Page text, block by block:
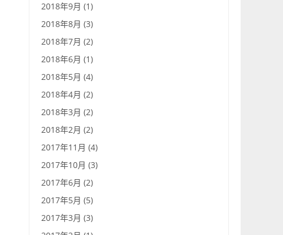
2018年9月 (1)
2018年8月 (3)
2018年7月 (2)
2018年6月 (1)
2018年5月 (4)
2018年4月 (2)
2018年3月 (2)
2018年2月 (2)
2017年11月 (4)
2017年10月 (3)
2017年6月 (2)
2017年5月 (5)
2017年3月 (3)